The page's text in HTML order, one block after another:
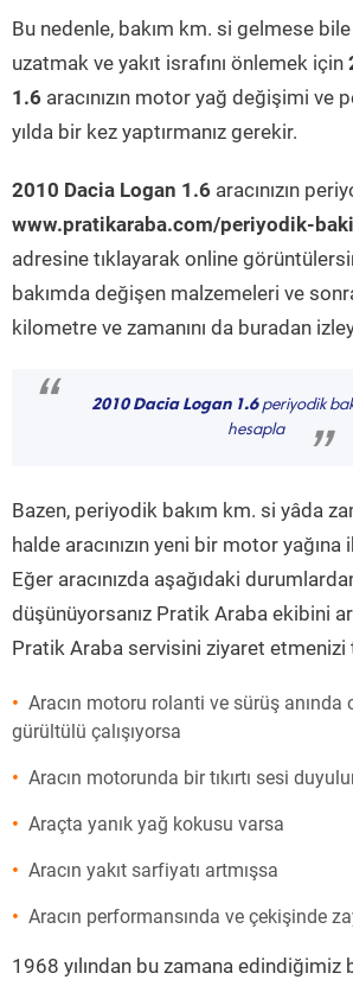
Bu nedenle, bakım km. si gelmese
uzatmak ve yakıt israfını önlemek için
1.6 aracınızın motor yağ değişimi ve
yılda bir kez yaptırmanız gerekir.
2010 Dacia Logan 1.6 aracınızın
www.pratikaraba.com/periyodik-
adresine tıklayarak online
bakımda değişen malzemeleri ve
kilometre ve zamanını da buradan
“ 2010 Dacia Logan 1.6periyodik
hesapla
”
Bazen, periyodik bakım km. si yâda
halde aracınızın yeni bir motor yağına
Eğer aracınızda aşağıdaki
düşünüyorsanız Pratik Araba ekibini
Pratik Araba servisini ziyaret etmenizi
Aracın motoru rolanti ve sürüş
gürültülü çalışıyorsa
Aracın motorunda bir tıkırtı sesi
Araçta yanık yağ kokusu varsa
Aracın yakıt sarfiyatı artmışsa
Aracın performansında ve çekişinde
1968 yılından bu zamana edindiğimiz